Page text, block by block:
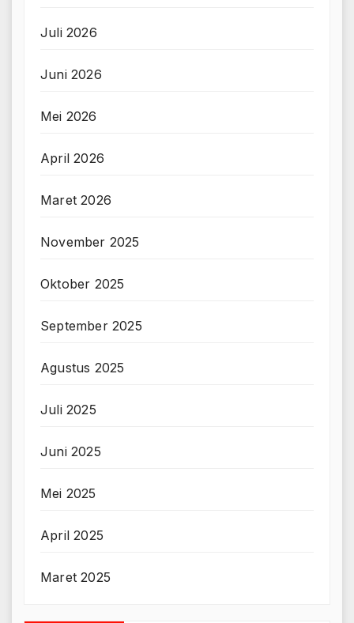
Juli 2026
Juni 2026
Mei 2026
April 2026
Maret 2026
November 2025
Oktober 2025
September 2025
Agustus 2025
Juli 2025
Juni 2025
Mei 2025
April 2025
Maret 2025